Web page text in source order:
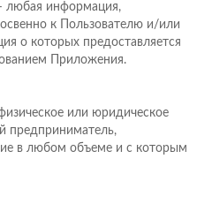
любая информация,
к Пользователю и/или
о которых предоставляется
Приложения.
или юридическое
предприниматель,
в любом объеме и с которым